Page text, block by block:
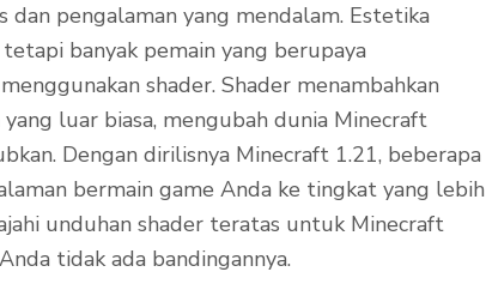
pengalaman yang mendalam. Estetika
banyak pemain yang berupaya
shader. Shader menambahkan
yang luar biasa, mengubah dunia Minecraft
Dengan dirilisnya Minecraft 1.21, beberapa
bermain game Anda ke tingkat yang lebih
unduhan shader teratas untuk Minecraft
tidak ada bandingannya.